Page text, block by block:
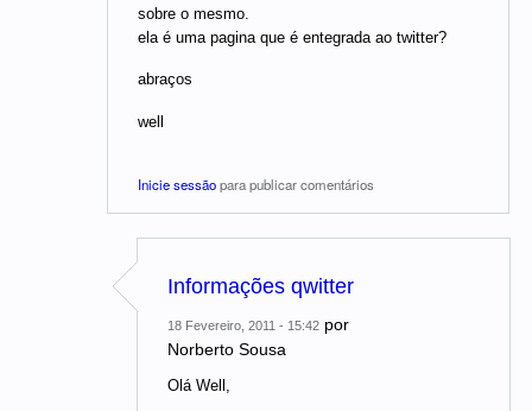
sobre o mesmo.
ela é uma pagina que é entegrada ao twitter?
abraços
well
Inicie sessãopara publicar comentários
Informações qwitter
18 Fevereiro, 2011 - 15:42 por
Norberto Sousa
Olá Well,